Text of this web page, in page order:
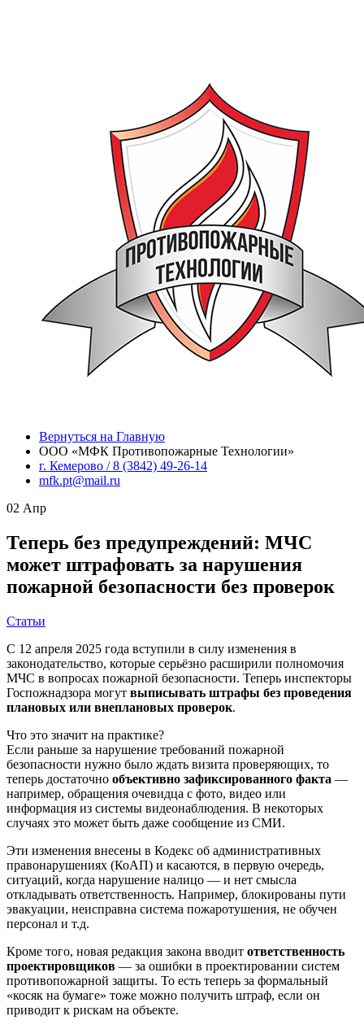
Вернуться на Главную
ООО «МФК Противопожарные Технологии»
г. Кемерово / 8 (3842) 49-26-14
mfk.pt@mail.ru
02 Апр
Теперь без предупреждений: МЧС
может штрафовать за нарушения
пожарной безопасности без проверок
Статьи
С 12 апреля 2025 года вступили в силу изменения в
законодательство, которые серьёзно расширили полномочия
МЧС в вопросах пожарной безопасности. Теперь инспекторы
Госпожнадзора могут выписывать штрафы без проведения
плановых или внеплановых проверок.
Что это значит на практике?
Если раньше за нарушение требований пожарной
безопасности нужно было ждать визита проверяющих, то
теперь достаточно объективно зафиксированного факта —
например, обращения очевидца с фото, видео или
информация из системы видеонаблюдения. В некоторых
случаях это может быть даже сообщение из СМИ.
Эти изменения внесены в Кодекс об административных
правонарушениях (КоАП) и касаются, в первую очередь,
ситуаций, когда нарушение налицо — и нет смысла
откладывать ответственность. Например, блокированы пути
эвакуации, неисправна система пожаротушения, не обучен
персонал и т.д.
Кроме того, новая редакция закона вводит ответственность
проектировщиков — за ошибки в проектировании систем
противопожарной защиты. То есть теперь за формальный
«косяк на бумаге» тоже можно получить штраф, если он
приводит к рискам на объекте.